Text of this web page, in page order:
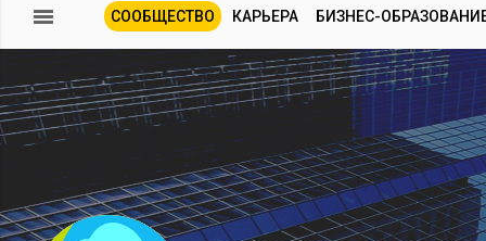
СООБЩЕСТВО КАРЬЕРА БИЗНЕС-